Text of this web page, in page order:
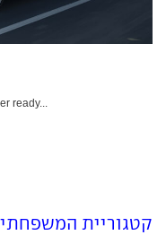
ready...
קטגוריית